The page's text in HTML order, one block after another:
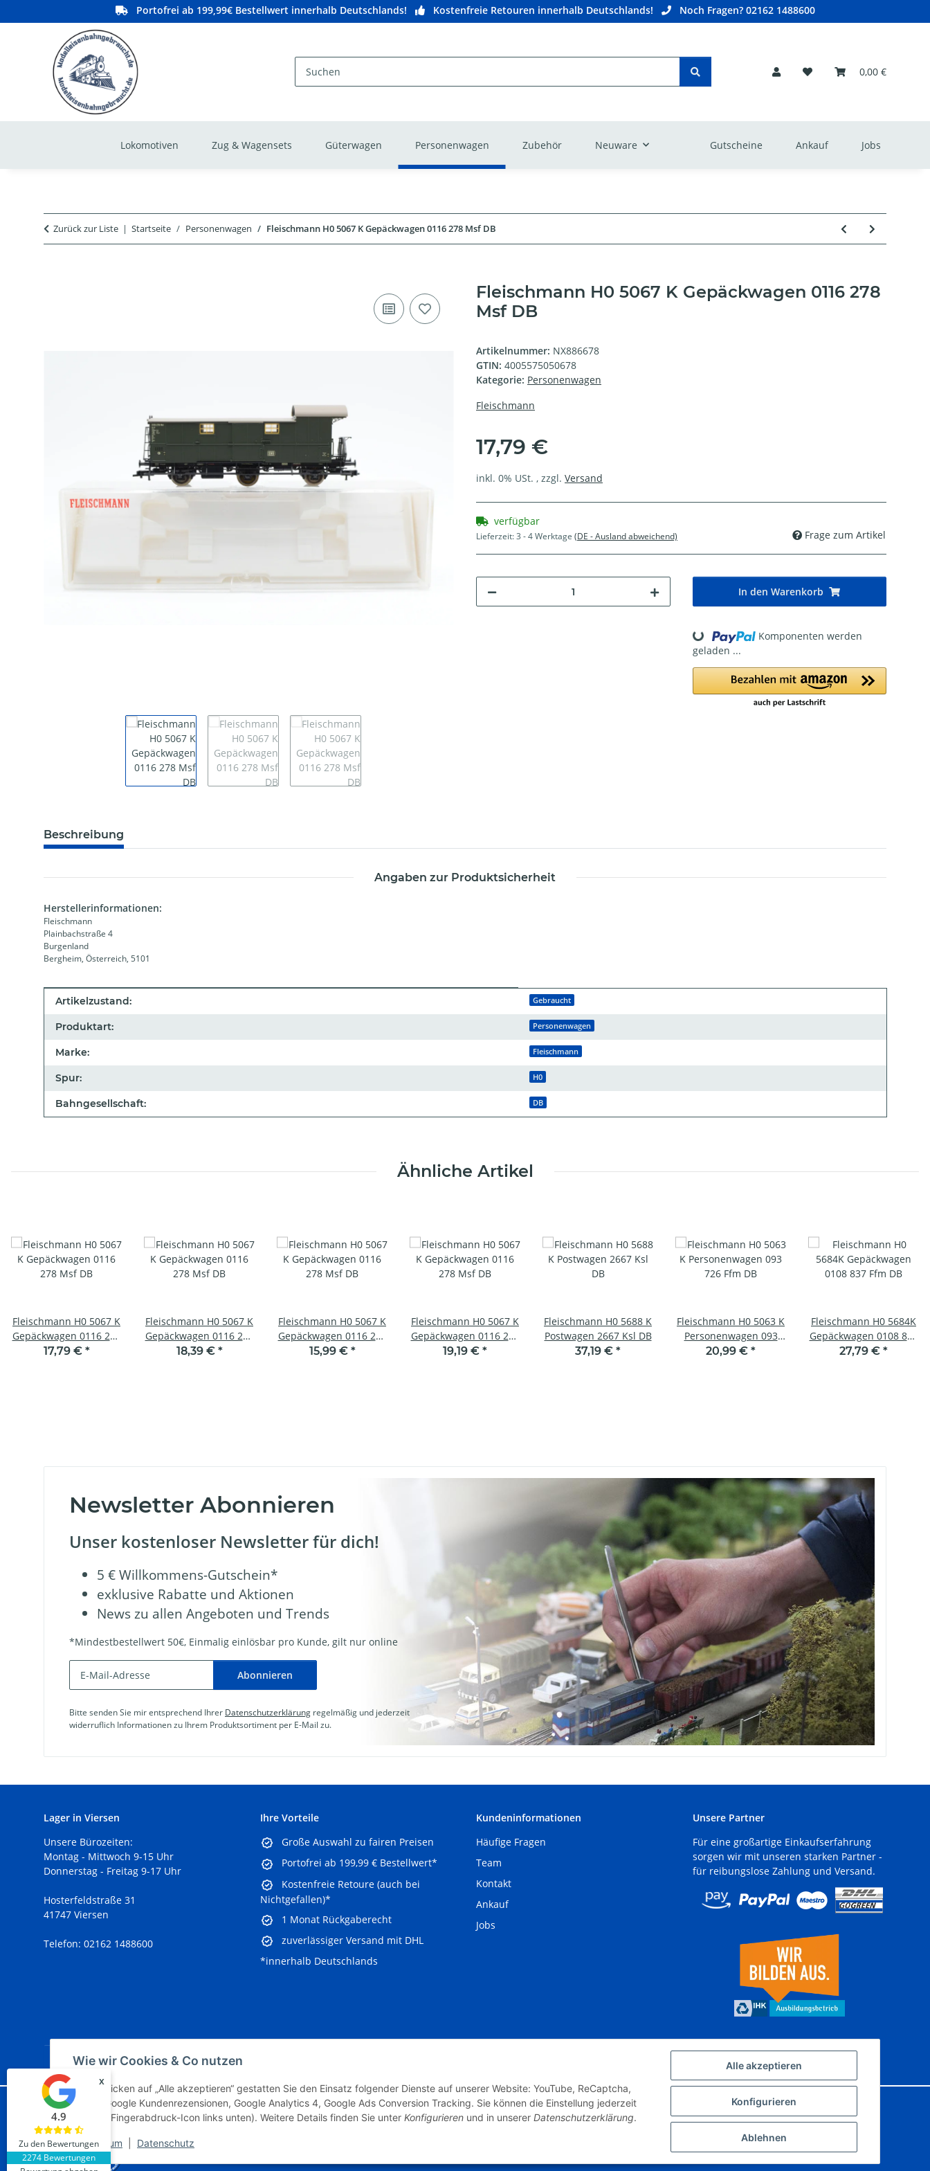
Alle akzeptieren
Konfigurieren
Ablehnen
Wie wir Cookies & Co nutzen
Durch Klicken auf „Alle akzeptieren“ gestatten Sie den Einsatz folgender Dienste auf unserer Website: YouTube, ReCaptcha,
Brevo, Google Kundenrezensionen, Google Analytics 4, Google Ads Conversion Tracking. Sie können die Einstellung jederzeit
ändern (Fingerabdruck-Icon links unten). Weitere Details finden Sie unter Konfigurieren und in unserer Datenschutzerklärung.
Impressum Datenschutz
Portofrei ab 199,99€ Bestellwert innerhalb Deutschlands! Kostenfreie Retouren innerhalb Deutschlands! Noch Fragen? 02162 1488600
0,00 €
Lokomotiven Zug & Wagensets Güterwagen Personenwagen Zubehör Neuware Gutscheine Ankauf Jobs
Zurück zur Liste Startseite Personenwagen Fleischmann H0 5067 K Gepäckwagen 0116 278 Msf DB
Fleischmann H0 5067 K Gepäckwagen 0116 278
Msf DB
Artikelnummer: NX886678
GTIN: 4005575050678
Kategorie: Personenwagen
Fleischmann
17,79 €
inkl. 0% USt. , zzgl. Versand
verfügbar
Lieferzeit:3 - 4 Werktage (DE - Ausland abweichend) Frage zum Artikel
In den Warenkorb
Loading...
Komponenten werden
geladen ...
Beschreibung
Angaben zur Produktsicherheit
Herstellerinformationen:
Fleischmann
Plainbachstraße 4
Burgenland
Bergheim, Österreich, 5101
Produkteigenschaft
Wert
Artikelzustand: Gebraucht
Produktart: Personenwagen
Marke: Fleischmann
Spur: H0
Bahngesellschaft: DB
Ähnliche Artikel
Fleischmann H0 5067 K
Gepäckwagen 0116 278
Msf DB
17,79 € *
Fleischmann H0 5067 K
Gepäckwagen 0116 278
Msf DB
18,39 € *
Fleischmann H0 5067 K
Gepäckwagen 0116 278
Msf DB
15,99 € *
Fleischmann H0 5067 K
Gepäckwagen 0116 278
Msf DB
19,19 € *
Fleischmann H0 5688 K
Postwagen 2667 Ksl DB
37,19 € *
Fleischmann H0 5063 K
Personenwagen 093
726 Ffm DB
20,99 € *
Fleischmann H0 5684K
Gepäckwagen 0108 837
Ffm DB
27,79 € *
Newsletter Abonnieren
Unser kostenloser Newsletter für dich!
5 € Willkommens-Gutschein*
exklusive Rabatte und Aktionen
News zu allen Angeboten und Trends
*Mindestbestellwert 50€, Einmalig einlösbar pro Kunde, gilt nur online
Abonnieren
Bitte senden Sie mir entsprechend Ihrer Datenschutzerklärung regelmäßig und jederzeit
widerruflich Informationen zu Ihrem Produktsortiment per E-Mail zu.
Lager in Viersen
Unsere Bürozeiten:
Montag - Mittwoch 9-15 Uhr
Donnerstag - Freitag 9-17 Uhr
Hosterfeldstraße 31
41747 Viersen
Telefon: 02162 1488600
Ihre Vorteile
Große Auswahl zu fairen Preisen
Portofrei ab 199,99 € Bestellwert*
Kostenfreie Retoure (auch bei
Nichtgefallen)*
1 Monat Rückgaberecht
zuverlässiger Versand mit DHL
*innerhalb Deutschlands
Kundeninformationen
Häufige Fragen
Team
Kontakt
Ankauf
Jobs
Unsere Partner
Für eine großartige Einkaufserfahrung
sorgen wir mit unseren starken Partner -
für reibungslose Zahlung und Versand.
Vertrag widerrufen
Google Analytics deaktivieren
Status: Opt-Out-Cookie ist nicht
gesetzt (Tracking aktiv)
© Modelleisenbahngebraucht.de Powered byJTL-Shop
* Artikel, die mit 0% USt. angegeben sind, unterliegen gem. § 25a UStG der
Impressum
x
4.9
Zu den Bewertungen
2274 Bewertungen